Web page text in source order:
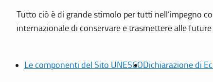
Tutto ciò è di grande stimolo per tutti nell’impegno
internazionale di conservare e trasmettere alle
Le componenti del Sito UNESCODichiarazione di